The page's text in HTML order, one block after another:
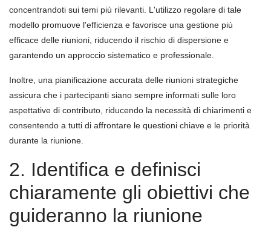
concentrandoti sui temi più rilevanti. L'utilizzo regolare di tale
modello promuove l'efficienza e favorisce una gestione più
efficace delle riunioni, riducendo il rischio di dispersione e
garantendo un approccio sistematico e professionale.
Inoltre, una pianificazione accurata delle riunioni strategiche
assicura che i partecipanti siano sempre informati sulle loro
aspettative di contributo, riducendo la necessità di chiarimenti e
consentendo a tutti di affrontare le questioni chiave e le priorità
durante la riunione.
2. Identifica e definisci
chiaramente gli obiettivi che
guideranno la riunione